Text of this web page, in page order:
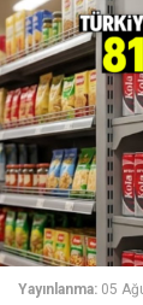
Yayınlanma: 05